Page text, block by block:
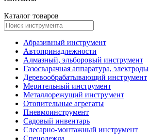
Каталог товаров
Абразивный инструмент
Автопринадлежности
Алмазный, эльборовый инструмент
Газосварачная аппаратура, электроды
Деревообрабатывающий инструмент
Мерительный инструмент
Металлорежущий инструмент
Отопительные агрегаты
Пневмоинструмент
Садовый инвентарь
Слесарно-монтажный инструмент
Спецодежда